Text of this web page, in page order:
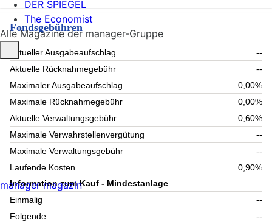
Fondsgebühren
Aktueller Ausgabeaufschlag
--
Aktuelle Rücknahmegebühr
--
Maximaler Ausgabeaufschlag
0,00%
Maximale Rücknahmegebühr
0,00%
Aktuelle Verwaltungsgebühr
0,60%
Maximale Verwahrstellenvergütung
--
Maximale Verwaltungsgebühr
--
Laufende Kosten
0,90%
Information zum Kauf - Mindestanlage
Einmalig
--
Folgende
--
DER SPIEGEL
The Economist
Alle Magazine der manager-Gruppe
manager magazin